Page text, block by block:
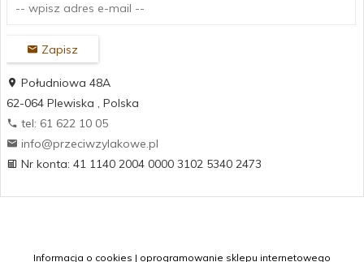
Zapisz
Południowa 48A
62-064 Plewiska
Polska
tel: 61 622 10 05
Nr konta: 41 1140 2004 0000 3102 5340 2473
info@przeciwzylakowe.pl
Informacja o cookies | oprogramowanie sklepu internetowego